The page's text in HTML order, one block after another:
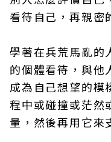
看待自己，再親密
學著在兵荒馬亂的
的個體看待，與他
成為自己想望的模
程中或碰撞或茫然
量，然後再用它來